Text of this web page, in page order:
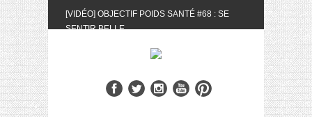
[VIDÉO] OBJECTIF POIDS SANTÉ #68 : SE
SENTIR BELLE
BIOTYFULL BOX DU MOIS DE MAI 2024 FEAT.